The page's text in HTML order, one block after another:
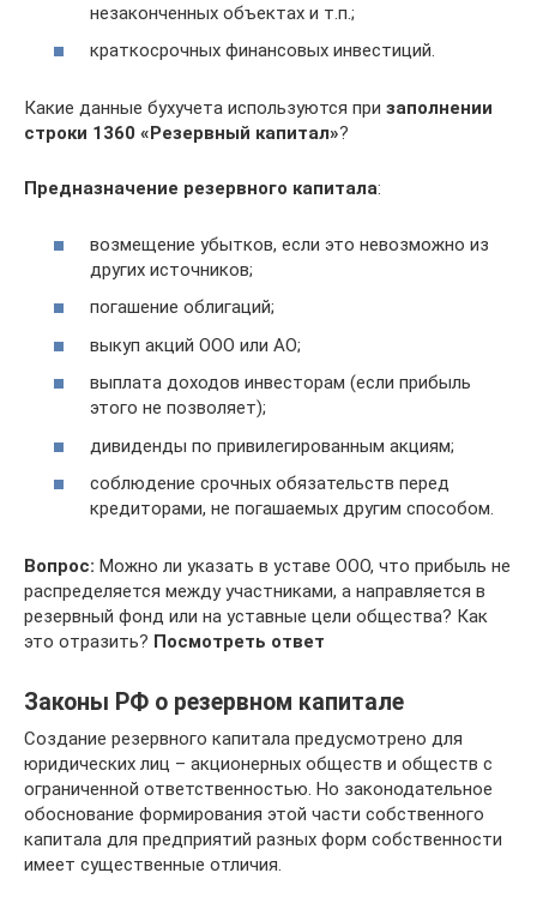
незаконченных объектах и т.п.;
краткосрочных финансовых инвестиций.
Какие данные бухучета используются при заполнении
строки 1360 «Резервный капитал»?
Предназначение резервного капитала:
возмещение убытков, если это невозможно из
других источников;
погашение облигаций;
выкуп акций ООО или АО;
выплата доходов инвесторам (если прибыль
этого не позволяет);
дивиденды по привилегированным акциям;
соблюдение срочных обязательств перед
кредиторами, не погашаемых другим способом.
Вопрос: Можно ли указать в уставе ООО, что прибыль не
распределяется между участниками, а направляется в
резервный фонд или на уставные цели общества? Как
это отразить? Посмотреть ответ
Законы РФ о резервном капитале
Создание резервного капитала предусмотрено для
юридических лиц – акционерных обществ и обществ с
ограниченной ответственностью. Но законодательное
обоснование формирования этой части собственного
капитала для предприятий разных форм собственности
имеет существенные отличия.